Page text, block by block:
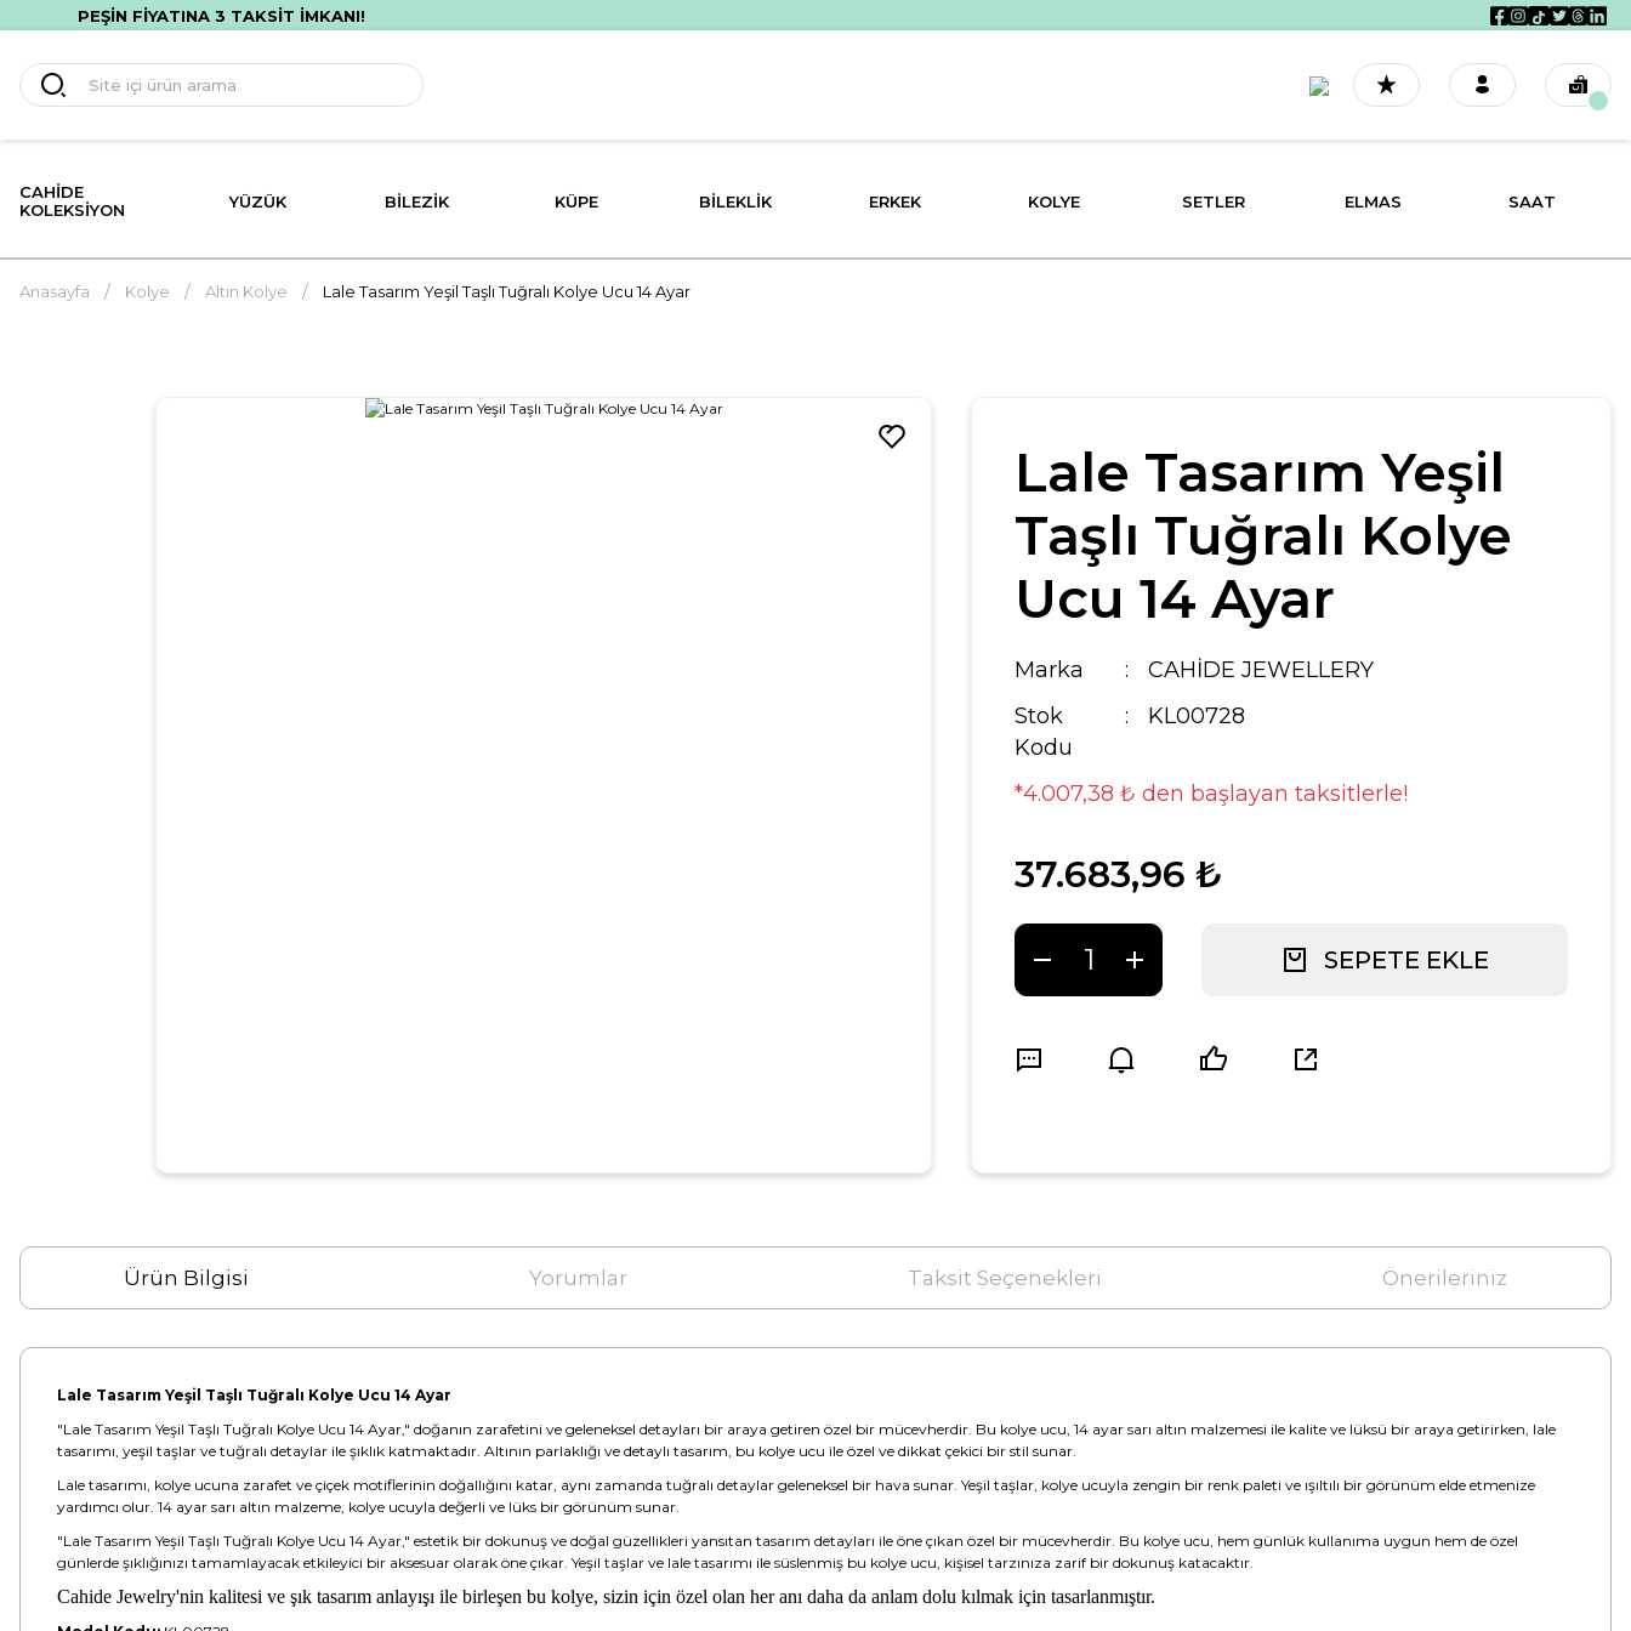
PEŞİN FİYATINA 3 TAKSİT İMKANI!
CAHIDE
KOLEKSIYON
YÜZÜK BILEZIK KÜPE BILEKLIK ERKEK KOLYE SETLER ELMAS SAAT
Anasayfa Kolye Altın Kolye Lale Tasarım Yeşil Taşlı Tuğralı Kolye Ucu 14 Ayar
Lale Tasarım Yeşil
Taşlı Tuğralı Kolye
Ucu 14 Ayar
Marka
CAHİDE JEWELLERY
Stok
Kodu
KL00728
*4.007,38 ₺ den başlayan taksitlerle!
37.683,96 ₺
SEPETE EKLE
Ürün Bilgisi Yorumlar Taksit Seçenekleri Önerileriniz
Lale Tasarım Yeşil Taşlı Tuğralı Kolye Ucu 14 Ayar
"Lale Tasarım Yeşil Taşlı Tuğralı Kolye Ucu 14 Ayar," doğanın zarafetini ve geleneksel detayları bir araya getiren özel bir mücevherdir. Bu kolye ucu, 14 ayar sarı altın malzemesi ile kalite ve lüksü bir araya getirirken, lale
tasarımı, yeşil taşlar ve tuğralı detaylar ile şıklık katmaktadır. Altının parlaklığı ve detaylı tasarım, bu kolye ucu ile özel ve dikkat çekici bir stil sunar.
Lale tasarımı, kolye ucuna zarafet ve çiçek motiflerinin doğallığını katar, aynı zamanda tuğralı detaylar geleneksel bir hava sunar. Yeşil taşlar, kolye ucuyla zengin bir renk paleti ve ışıltılı bir görünüm elde etmenize
yardımcı olur. 14 ayar sarı altın malzeme, kolye ucuyla değerli ve lüks bir görünüm sunar.
"Lale Tasarım Yeşil Taşlı Tuğralı Kolye Ucu 14 Ayar," estetik bir dokunuş ve doğal güzellikleri yansıtan tasarım detayları ile öne çıkan özel bir mücevherdir. Bu kolye ucu, hem günlük kullanıma uygun hem de özel
günlerde şıklığınızı tamamlayacak etkileyici bir aksesuar olarak öne çıkar. Yeşil taşlar ve lale tasarımı ile süslenmiş bu kolye ucu, kişisel tarzınıza zarif bir dokunuş katacaktır.
Cahide Jewelry'nin kalitesi ve şık tasarım anlayışı ile birleşen bu kolye, sizin için özel olan her anı daha da anlam dolu kılmak için tasarlanmıştır.